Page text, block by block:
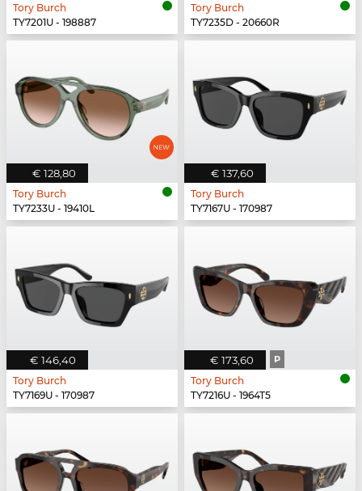
Tory Burch
TY7201U - 198887
Tory Burch
TY7235D - 20660R
€ 128,80
Tory Burch
TY7233U - 19410L
€ 137,60
Tory Burch
TY7167U - 170987
€ 146,40
Tory Burch
TY7169U - 170987
€ 173,60 P
Tory Burch
TY7216U - 1964T5